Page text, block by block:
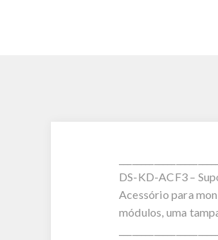
DS-KD-ACF3 –
Acessório para
módulos, uma